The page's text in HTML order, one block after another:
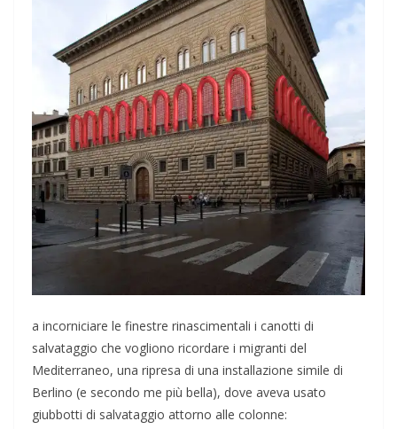
a incorniciare le finestre rinascimentali i canotti di
salvataggio che vogliono ricordare i migranti del
Mediterraneo, una ripresa di una installazione simile di
Berlino (e secondo me più bella), dove aveva usato
giubbotti di salvataggio attorno alle colonne: